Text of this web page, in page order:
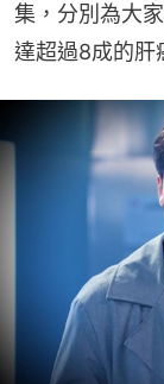
集，分別為大
達超過8成的肝